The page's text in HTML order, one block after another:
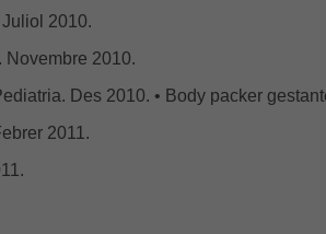
2010.
Novembre 2010.
Des 2010. • Body packer
2011.